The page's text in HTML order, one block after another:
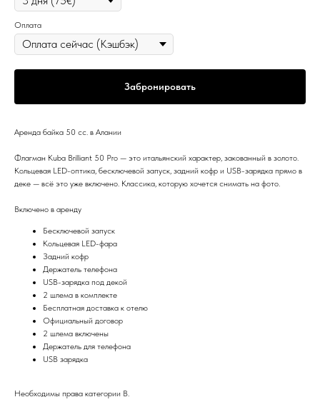
Оплата
Забронировать
Аренда байка 50 сс. в Алании
Флагман Kuba Brilliant 50 Pro — это итальянский характер, закованный в золото.
Кольцевая LED-оптика, бесключевой запуск, задний кофр и USB-зарядка прямо в
деке — всё это уже включено. Классика, которую хочется снимать на фото.
Включено в аренду
Бесключевой запуск
Кольцевая LED-фара
Задний кофр
Держатель телефона
USB-зарядка под декой
2 шлема в комплекте
Бесплатная доставка к отелю
Официальный договор
2 шлема включены
Держатель для телефона
USB зарядка
Необходимы права категории B.